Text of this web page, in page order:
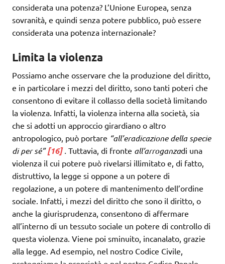
considerata una potenza? L’Unione Europea, senza
sovranità, e quindi senza potere pubblico, può essere
considerata una potenza internazionale?
Limita la violenza
Possiamo anche osservare che la produzione del diritto,
e in particolare i mezzi del diritto, sono tanti poteri che
consentono di evitare il collasso della società limitando
la violenza. Infatti, la violenza interna alla società, sia
che si adotti un approccio girardiano o altro
antropologico, può portare “all’eradicazione della specie
di per sé”[16]. Tuttavia, di fronte all’arroganzadi una
violenza il cui potere può rivelarsi illimitato e, di fatto,
distruttivo, la legge si oppone a un potere di
regolazione, a un potere di mantenimento dell’ordine
sociale. Infatti, i mezzi del diritto che sono il diritto, o
anche la giurisprudenza, consentono di affermare
all’interno di un tessuto sociale un potere di controllo di
questa violenza. Viene poi sminuito, incanalato, grazie
alla legge. Ad esempio, nel nostro Codice Civile,